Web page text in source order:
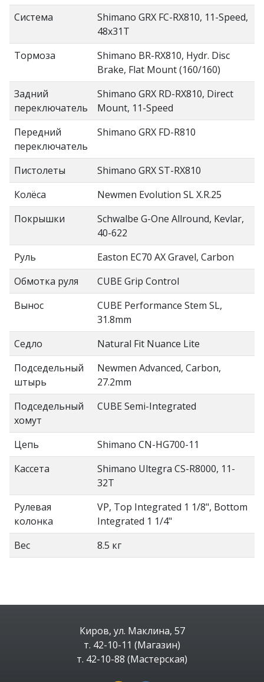
Система
Shimano GRX FC-RX810, 11-Speed,
48x31T
Тормоза
Shimano BR-RX810, Hydr. Disc
Brake, Flat Mount (160/160)
Задний
переключатель
Shimano GRX RD-RX810, Direct
Mount, 11-Speed
Передний
переключатель
Shimano GRX FD-R810
Пистолеты
Shimano GRX ST-RX810
Колёса
Newmen Evolution SL X.R.25
Покрышки
Schwalbe G-One Allround, Kevlar,
40-622
Руль
Easton EC70 AX Gravel, Carbon
Обмотка руля
CUBE Grip Control
Вынос
CUBE Performance Stem SL,
31.8mm
Седло
Natural Fit Nuance Lite
Подседельный
штырь
Newmen Advanced, Carbon,
27.2mm
Подседельный
хомут
CUBE Semi-Integrated
Цепь
Shimano CN-HG700-11
Кассета
Shimano Ultegra CS-R8000, 11-
32T
Рулевая
колонка
VP, Top Integrated 1 1/8", Bottom
Integrated 1 1/4"
Вес
8.5 кг
Киров, ул. Маклина, 57
т. 42-10-11 (Магазин)
т. 42-10-88 (Мастерская)